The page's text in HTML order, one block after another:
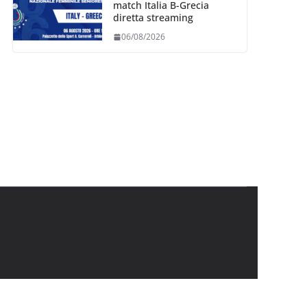
match Italia B-Grecia
diretta streaming
06/08/2026